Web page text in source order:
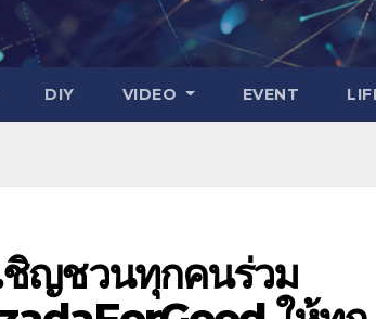
DIY VIDEO EVENT
ญชวนทุกคนร่วม